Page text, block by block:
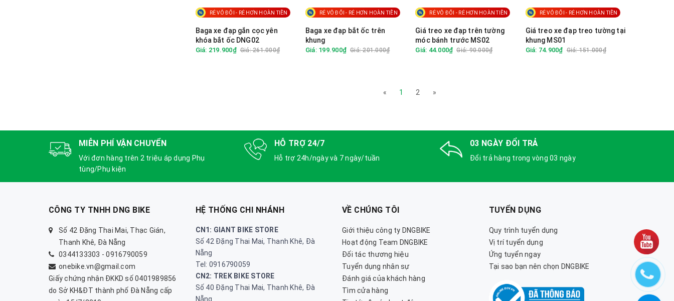
RẺ VÔ ĐỐI - RẺ HƠN HOÀN TIỀN
Baga xe đạp gắn cọc yên
khóa bắt ốc DNG02
Giá: 219.900₫ Giá: 261.000₫
RẺ VÔ ĐỐI - RẺ HƠN HOÀN TIỀN
Baga xe đạp bắt ốc trên
khung
Giá: 199.900₫ Giá: 201.000₫
RẺ VÔ ĐỐI - RẺ HƠN HOÀN TIỀN
Giá treo xe đạp trên tường
móc bánh trước MS02
Giá: 44.000₫ Giá: 90.000₫
RẺ VÔ ĐỐI - RẺ HƠN HOÀN TIỀN
Giá treo xe đạp treo tường tại
khung MS01
Giá: 74.900₫ Giá: 151.000₫
« 1 2 »
MIỄN PHÍ VẬN CHUYỂN
Với đơn hàng trên 2 triệu áp dụng Phụ
tùng/Phụ kiện
HỖ TRỢ 24/7
Hỗ trợ 24h/ngày và 7 ngày/tuần
03 NGÀY ĐỔI TRẢ
Đổi trả hàng trong vòng 03 ngày
CÔNG TY TNHH DNG BIKE
Số 42 Đặng Thai Mai, Thạc Gián,
Thanh Khê, Đà Nẵng
0344133303 -0916790059
onebike.vn@gmail.com
Giấy chứng nhận ĐKKD số 0401989856
do Sở KH&ĐT thành phố Đà Nẵng cấp
HỆ THỐNG CHI NHÁNH
CN1: GIANT BIKE STORE
Số 42 Đặng Thai Mai, Thanh Khê, Đà
Nẵng
Tel: 0916790059
CN2: TREK BIKE STORE
Số 40 Đặng Thai Mai, Thanh Khê, Đà
Nẵng
VỀ CHÚNG TÔI
Giới thiệu công ty DNGBIKE
Hoạt động Team DNGBIKE
Đối tác thương hiệu
Tuyển dụng nhân sự
Đánh giá của khách hàng
Tìm cửa hàng
TUYỂN DỤNG
Quy trình tuyển dụng
Vị trí tuyển dụng
Ứng tuyển ngay
Tại sao bạn nên chọn DNGBIKE